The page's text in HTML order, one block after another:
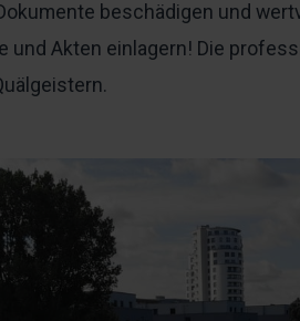
beschädigen und
und Akten einlagern! Die